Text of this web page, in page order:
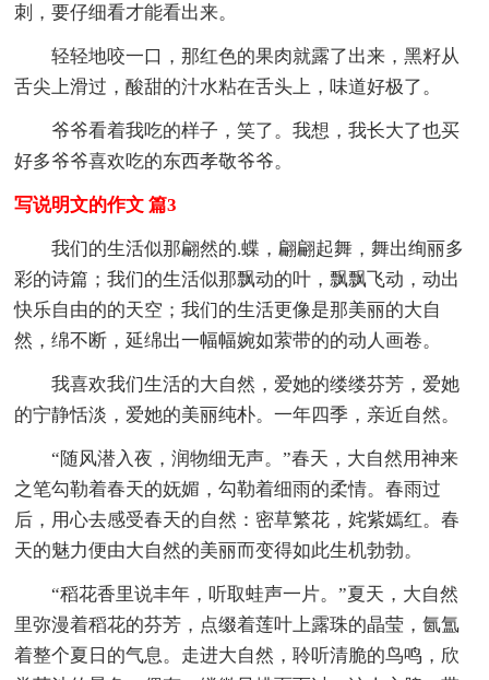
刺，要仔细看才能看出来。
轻轻地咬一口，那红色的果肉就露了出来，黑籽从
舌尖上滑过，酸甜的汁水粘在舌头上，味道好极了。
爷爷看着我吃的样子，笑了。我想，我长大了也买
好多爷爷喜欢吃的东西孝敬爷爷。
写说明文的作文 篇3
我们的生活似那翩然的.蝶，翩翩起舞，舞出绚丽多
彩的诗篇；我们的生活似那飘动的叶，飘飘飞动，动出
快乐自由的的天空；我们的生活更像是那美丽的大自
然，绵不断，延绵出一幅幅婉如萦带的的动人画卷。
我喜欢我们生活的大自然，爱她的缕缕芬芳，爱她
的宁静恬淡，爱她的美丽纯朴。一年四季，亲近自然。
“随风潜入夜，润物细无声。”春天，大自然用神来
之笔勾勒着春天的妩媚，勾勒着细雨的柔情。春雨过
后，用心去感受春天的自然：密草繁花，姹紫嫣红。春
天的魅力便由大自然的美丽而变得如此生机勃勃。
“稻花香里说丰年，听取蛙声一片。”夏天，大自然
里弥漫着稻花的芬芳，点缀着莲叶上露珠的晶莹，氤氲
着整个夏日的气息。走进大自然，聆听清脆的鸟鸣，欣